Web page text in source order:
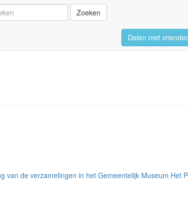
Zoeken
Delen met
van de verzamelingen in het Gemeentelijk Museum Het